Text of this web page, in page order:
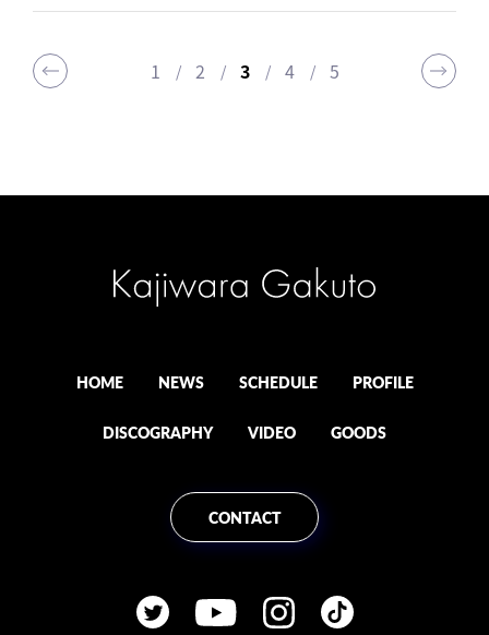
1 2 3 4 5
HOME NEWS SCHEDULE PROFILE
DISCOGRAPHY VIDEO GOODS
CONTACT